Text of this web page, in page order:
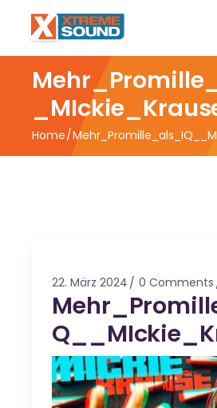
Home
22. März 2024 0 Comments